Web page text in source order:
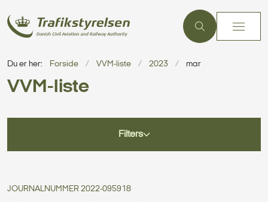
Du er her: Forside VVM-liste 2023 mar
VVM-liste
Filters
JOURNALNUMMER 2022-095918